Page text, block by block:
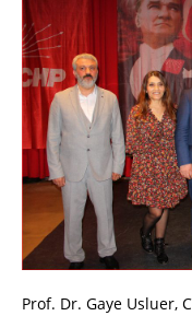
Prof. Dr. Gaye Usluer,